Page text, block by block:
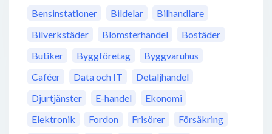
Bensinstationer
Bildelar
Bilhandlare
Bilverkstäder
Blomsterhandel
Bostäder
Butiker
Byggföretag
Byggvaruhus
Caféer
Data och IT
Detaljhandel
Djurtjänster
E-handel
Ekonomi
Elektronik
Fordon Frisörer
Försäkring